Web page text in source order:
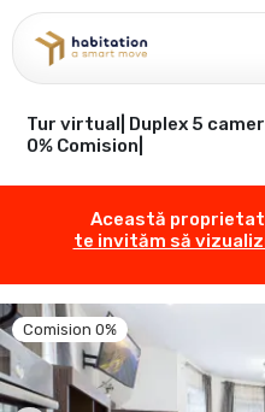
Tur virtual| Duplex 5
0% Comision|
Această
te invităm să
Comision 0%